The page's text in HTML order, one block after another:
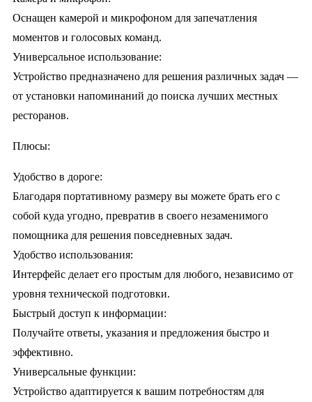
Оснащен камерой и микрофоном для запечатления
моментов и голосовых команд.
Универсальное использование:
Устройство предназначено для решения различных задач —
от установки напоминаний до поиска лучших местных
ресторанов.
Плюсы:
Удобство в дороге:
Благодаря портативному размеру вы можете брать его с
собой куда угодно, превратив в своего незаменимого
помощника для решения повседневных задач.
Удобство использования:
Интерфейс делает его простым для любого, независимо от
уровня технической подготовки.
Быстрый доступ к информации:
Получайте ответы, указания и предложения быстро и
эффективно.
Универсальные функции:
Устройство адаптируется к вашим потребностям для